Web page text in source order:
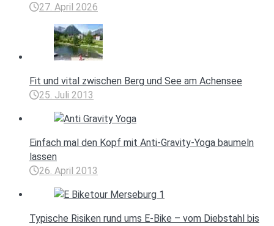
27. April 2026
Fit und vital zwischen Berg und See am Achensee
25. Juli 2013
Einfach mal den Kopf mit Anti-Gravity-Yoga baumeln
lassen
26. April 2013
Typische Risiken rund ums E-Bike – vom Diebstahl bis